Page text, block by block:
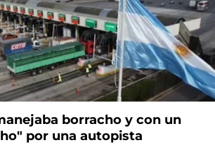
borracho y con un
por una autopista